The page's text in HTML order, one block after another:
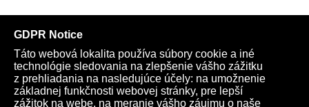
Telegram Youtube Facebook Archív